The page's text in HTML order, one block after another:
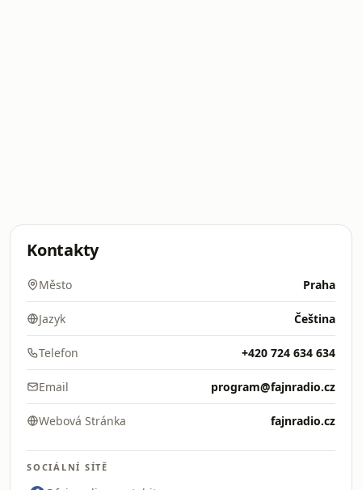
Kontakty
Město Praha
Jazyk Čeština
Telefon +420 724 634 634
Email program@fajnradio.cz
Webová Stránka fajnradio.cz
SOCIÁLNÍ SÍTĚ